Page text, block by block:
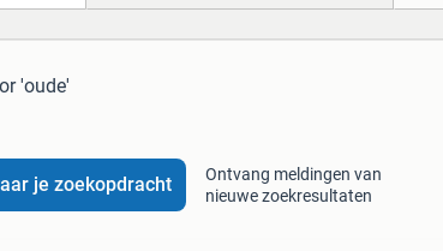
'oude'
je zoekopdracht
Ontvang meldingen van
nieuwe zoekresultaten